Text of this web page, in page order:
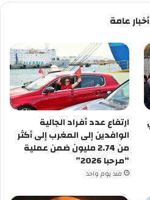
أخبار عامة
ارتفاع عدد أفراد الجالية
الوافدين إلى المغرب إلى أكثر
من 2.74 مليون ضمن عملية
“مرحبا 2026”
منذ يوم واحد